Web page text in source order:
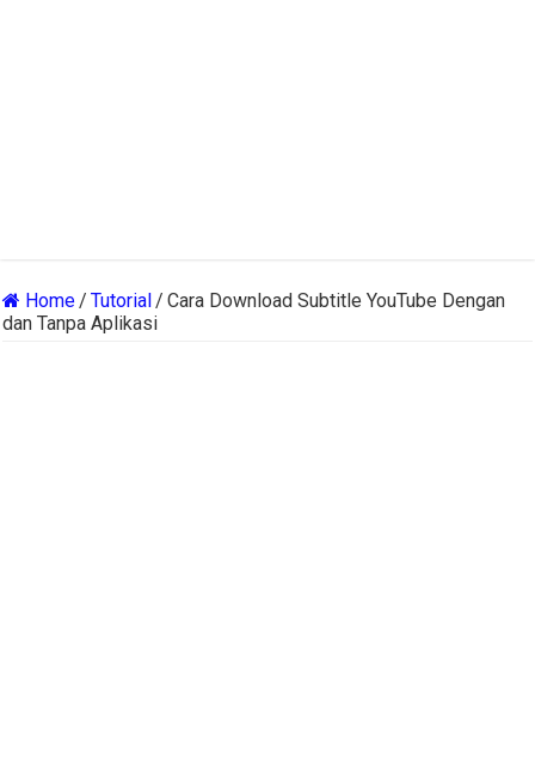
Home/ Tutorial/ Cara Download Subtitle YouTube Dengan
dan Tanpa Aplikasi